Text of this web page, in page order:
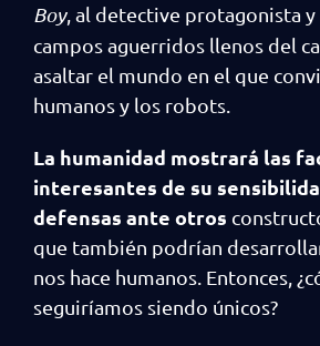
Boy, al detective protagonista
campos aguerridos llenos del
asaltar el mundo en el que
humanos y los robots.
La humanidad mostrará las
interesantes de su
defensas ante otros
que también podrían
nos hace humanos. Entonces,
seguiríamos siendo únicos?